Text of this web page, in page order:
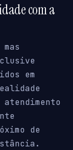
com a
em
de